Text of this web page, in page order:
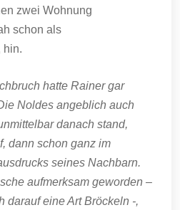
zwei Wohnung
schon als
hin.
hatte Rainer gar
Noldes angeblich auch
danach stand,
dann schon ganz im
seines Nachbarn.
aufmerksam geworden –
darauf eine Art Bröckeln -,